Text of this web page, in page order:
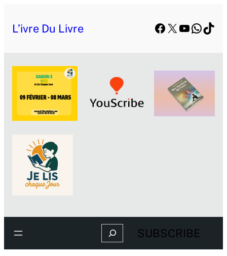
auL’ivre Du Livre Facebook
X YouTube
Search SUBSCRIBE